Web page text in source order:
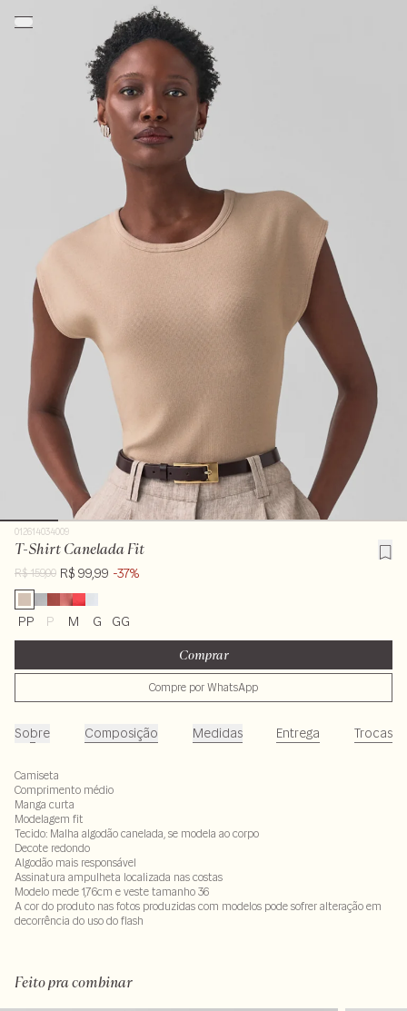
012614034009
T-Shirt Canelada Fit
R$ 159,00 R$ 99,99 -37%
PP P M G GG
Comprar
Compre por WhatsApp
Sobre Composição Medidas Entrega Trocas
Camiseta
Comprimento médio
Manga curta
Modelagem fit
Tecido: Malha algodão canelada, se modela ao corpo
Decote redondo
Algodão mais responsável
Assinatura ampulheta localizada nas costas
Modelo mede 1,76cm e veste tamanho 36
A cor do produto nas fotos produzidas com modelos pode sofrer alteração em
decorrência do uso do flash
Feito pra combinar